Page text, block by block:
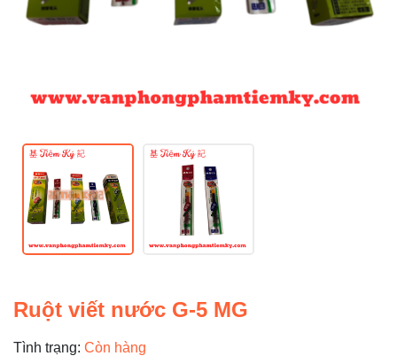
Ruột viết nước G-5 MG
Tình trạng: Còn hàng